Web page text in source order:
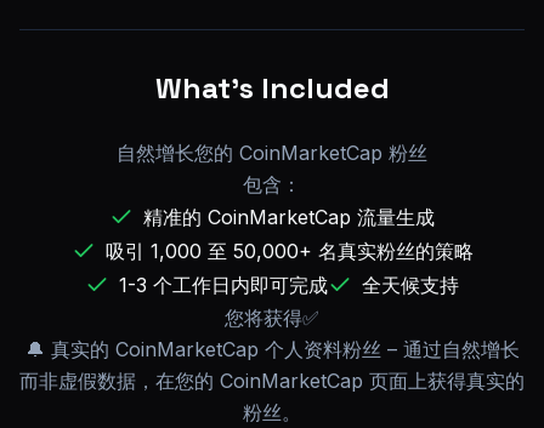
What's Included
自然增长您的 CoinMarketCap 粉丝
包含：
精准的 CoinMarketCap 流量生成
吸引 1,000 至 50,000+ 名真实粉丝的策略
1-3 个工作日内即可完成
全天候支持
您将获得✅
🔔 真实的 CoinMarketCap 个人资料粉丝 – 通过自然增长
而非虚假数据，在您的 CoinMarketCap 页面上获得真实的
粉丝。